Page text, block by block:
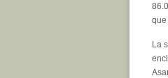
que
La